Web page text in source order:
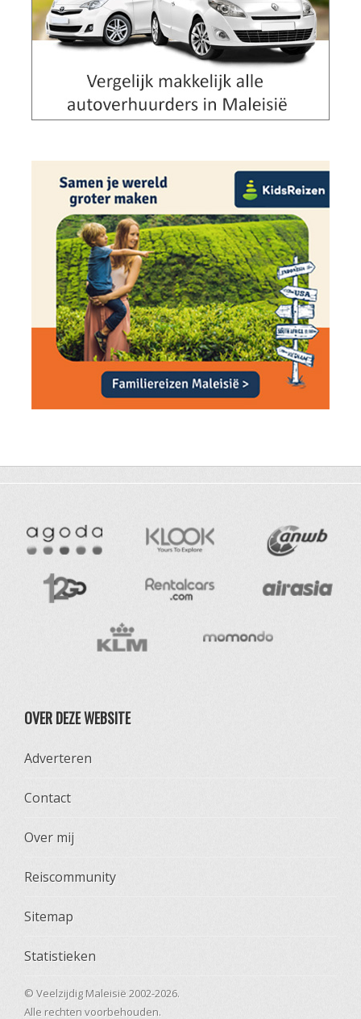
OVER DEZE WEBSITE
Adverteren
Contact
Over mij
Reiscommunity
Sitemap
Statistieken
© Veelzijdig Maleisië 2002-2026.
Alle rechten voorbehouden.